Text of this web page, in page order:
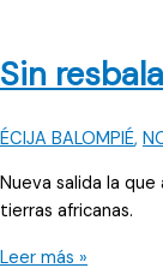
leer
el
partido»
Sin
ÉCIJA BALOMPIÉ,
Nueva salida la
tierras africanas.
Sin
Leer más »